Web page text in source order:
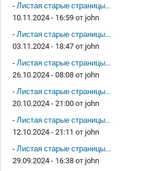
- Листая старые страницы...
10.11.2024 - 16:59 от john
- Листая старые страницы...
03.11.2024 - 18:47 от john
- Листая старые страницы...
26.10.2024 - 08:08 от john
- Листая старые страницы...
20.10.2024 - 21:00 от john
- Листая старые страницы...
12.10.2024 - 21:11 от john
- Листая старые страницы...
29.09.2024 - 16:38 от john